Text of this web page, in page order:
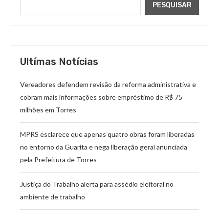
PESQUISAR
Ultímas Notícias
Vereadores defendem revisão da reforma administrativa e
cobram mais informações sobre empréstimo de R$ 75
milhões em Torres
MPRS esclarece que apenas quatro obras foram liberadas
no entorno da Guarita e nega liberação geral anunciada
pela Prefeitura de Torres
Justiça do Trabalho alerta para assédio eleitoral no
ambiente de trabalho